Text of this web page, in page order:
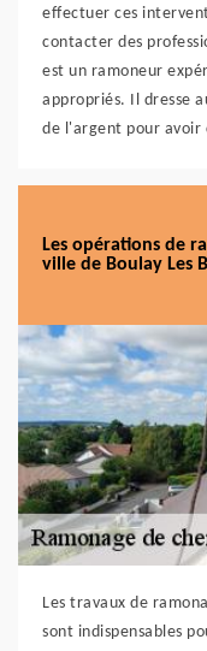
effectuer ces
contacter des
est un ramoneur
appropriés. Il dresse
de l'argent pour avoir
Les opérations de
ville de Boulay Les
Les travaux de
sont indispensables